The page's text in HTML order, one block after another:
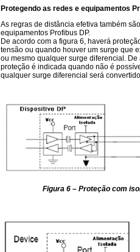
Protegendo as redes e equipamentos
As regras de distância efetiva também
equipamentos Profibus DP.
De acordo com a figura 6, haverá
tensão ou quando houver um surge que
ou mesmo qualquer surge diferencial.
proteção é indicada quando não é
qualquer surge diferencial será
Figura 6 – Proteção com